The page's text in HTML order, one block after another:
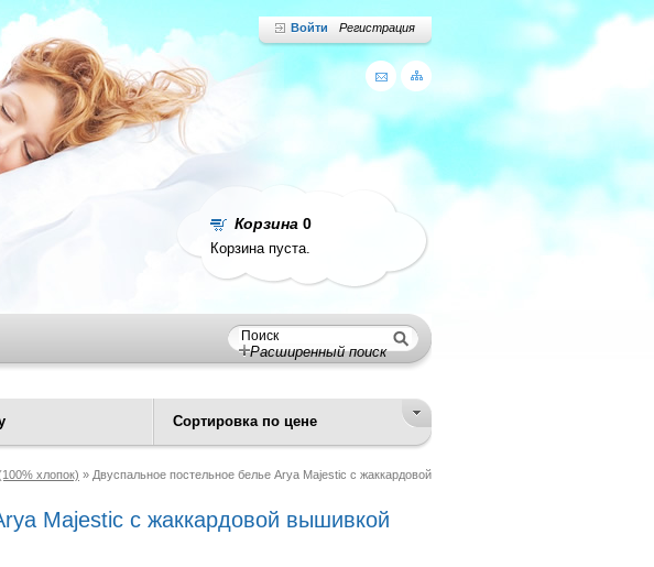
Корзина 0
Корзина пуста.
Войти Регистрация
Расширенный поиск
Сортировка по цене
хлопок) » Двуспальное постельное белье Arya Majestic с жаккардовой
Majestic с жаккардовой вышивкой